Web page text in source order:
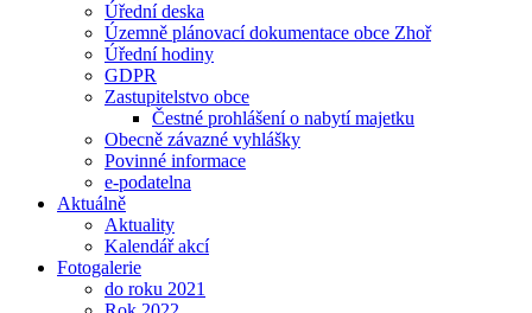
Úřední deska
Územně plánovací dokumentace obce Zhoř
Úřední hodiny
GDPR
Zastupitelstvo obce
Čestné prohlášení o nabytí majetku
Obecně závazné vyhlášky
Povinné informace
e-podatelna
Aktuálně
Aktuality
Kalendář akcí
Fotogalerie
do roku 2021